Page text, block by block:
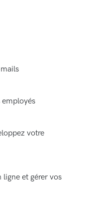
votre
ligne et gérer vos